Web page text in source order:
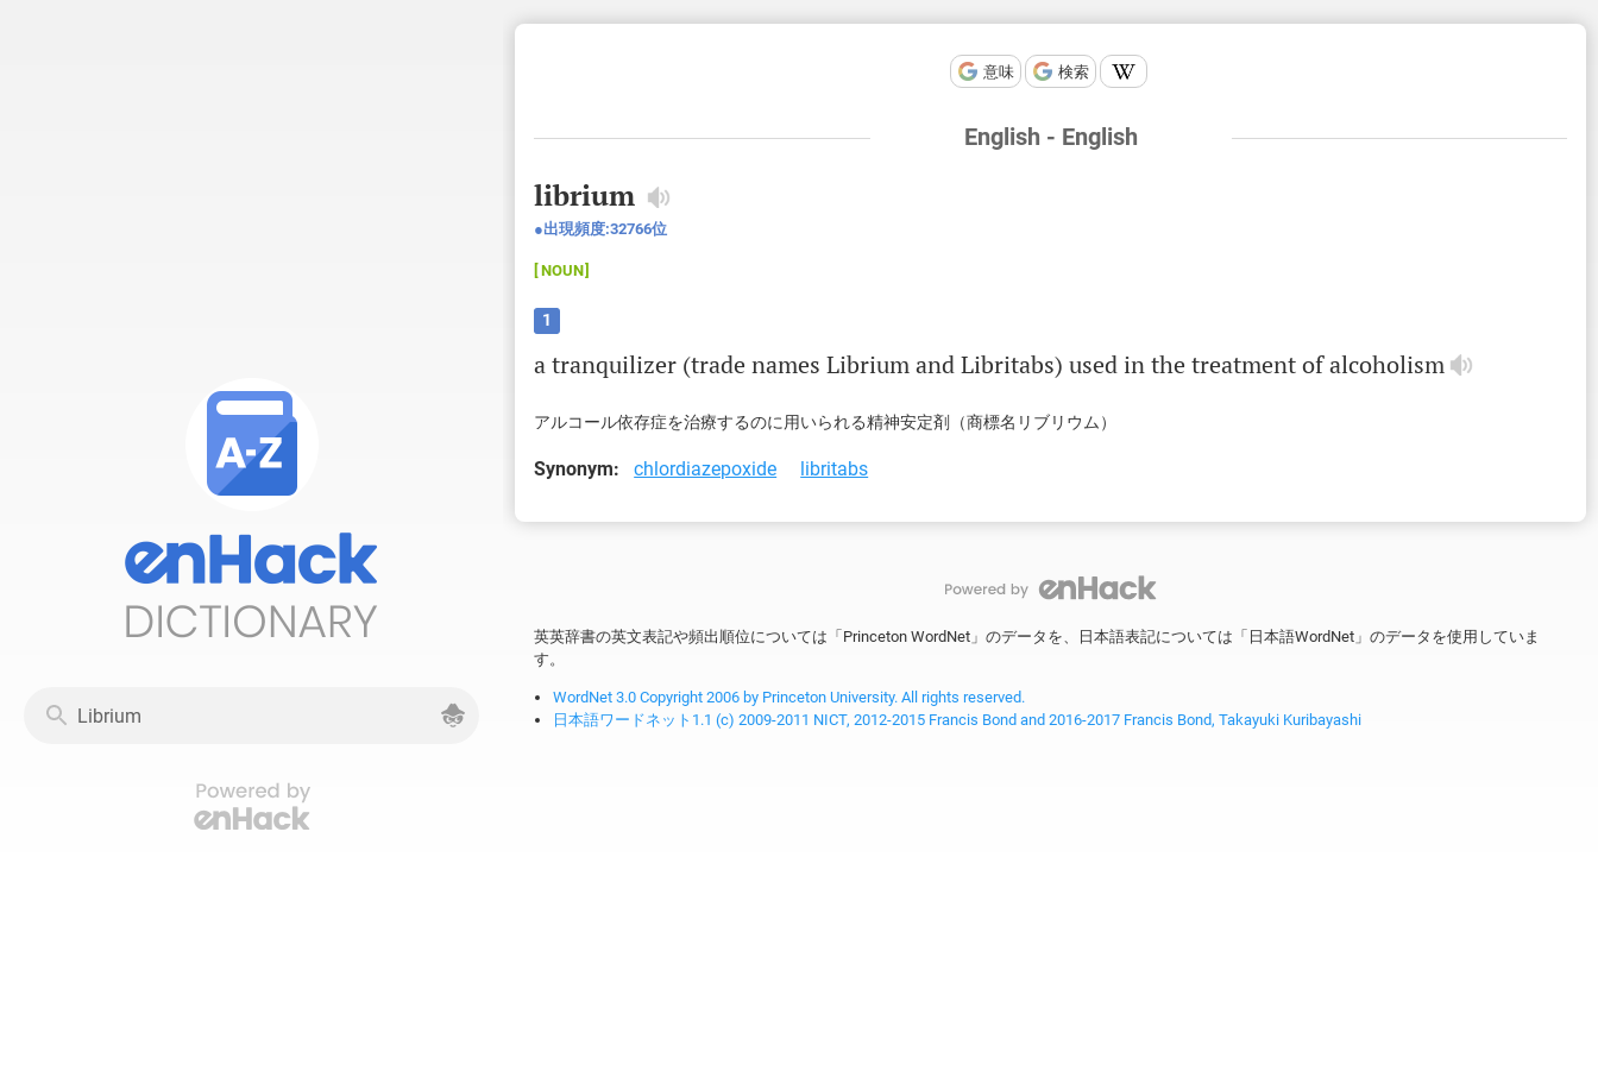
意味 検索
English - English
librium
出現頻度:32766位
NOUN
1
atranquilizer (trade names LibriumandLibritabs)used inthe treatmentofalcoholism
アルコール依存症を治療するのに用いられる精神安定剤（商標名リブリウム）
Synonym: chlordiazepoxide libritabs
英英辞書の英文表記や頻出順位については「Princeton WordNet」のデータを、日本語表記については「日本語WordNet」のデータを使用していま
す。
WordNet 3.0 Copyright 2006 by Princeton University. All rights reserved.
日本語ワードネット1.1 (c) 2009-2011 NICT, 2012-2015 Francis Bond and 2016-2017 Francis Bond, Takayuki Kuribayashi